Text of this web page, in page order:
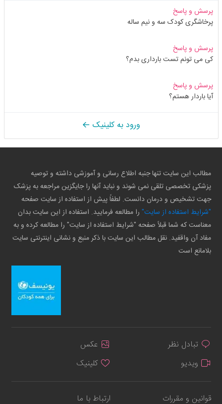
پرسش و پاسخ
پرخاشگری کودک سه و نیم ساله
پرسش و پاسخ
کی می تونم تست بارداری بدم؟
پرسش و پاسخ
آیا باردار هستم؟
ورود به کلینیک
مطالب این سایت تنها جنبه اطلاع رسانی و آموزشی داشته و توصیه
پزشکی تخصصی تلقی نمی شوند و نباید آنها را جایگزین مراجعه به پزشک
جهت تشخیص و درمان دانست. لطفاً پیش از استفاده از سایت صفحه
"شرایط استفاده از سایت" را مطالعه فرمایید. استفاده از این سایت بدان
معناست که شما قبلاً صفحه "شرایط استفاده از سایت" را مطالعه کرده و به
مفاد آن واقفید. نقل مطالب این سایت با ذکر منبع و نشانی اینترنتی سایت
بلامانع است
تبادل نظر
عکس
ویدیو
کلینیک
قوانین و مقررات ارتباط با ما